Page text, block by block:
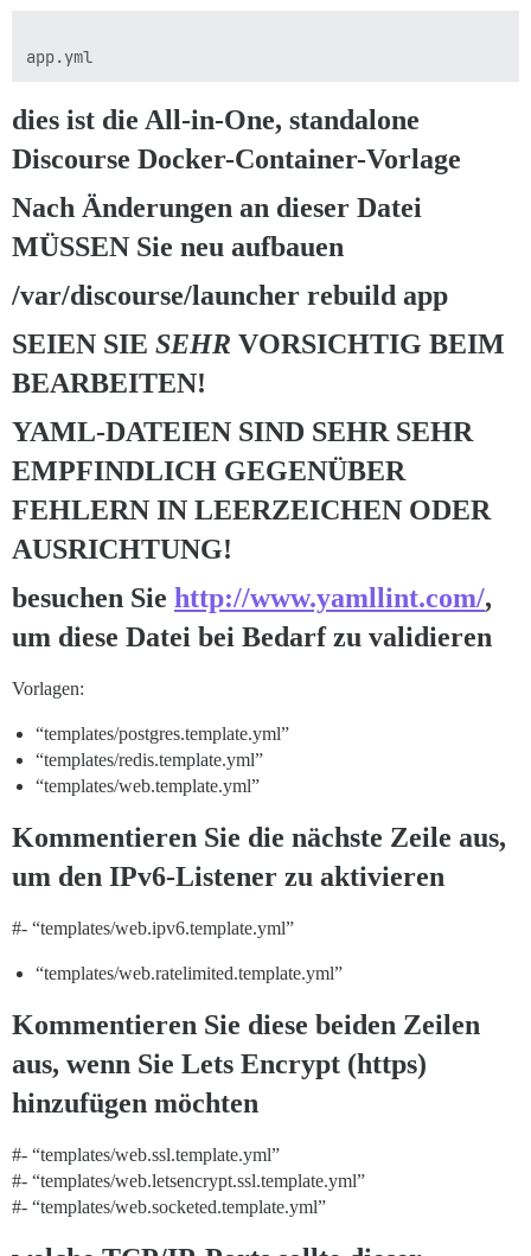
dies ist die All-in-One, standalone
Discourse Docker-Container-Vorlage
Nach Änderungen an dieser Datei
MÜSSEN Sie neu aufbauen
/var/discourse/launcher rebuild app
SEIEN SIE SEHR VORSICHTIG BEIM
BEARBEITEN!
YAML-DATEIEN SIND SEHR SEHR
EMPFINDLICH GEGENÜBER
FEHLERN IN LEERZEICHEN ODER
AUSRICHTUNG!
besuchen Sie http://www.yamllint.com/,
um diese Datei bei Bedarf zu validieren
Vorlagen:
“templates/postgres.template.yml”
“templates/redis.template.yml”
“templates/web.template.yml”
Kommentieren Sie die nächste Zeile aus,
um den IPv6-Listener zu aktivieren
#- “templates/web.ipv6.template.yml”
“templates/web.ratelimited.template.yml”
Kommentieren Sie diese beiden Zeilen
aus, wenn Sie Lets Encrypt (https)
hinzufügen möchten
#- “templates/web.ssl.template.yml”
#- “templates/web.letsencrypt.ssl.template.yml”
#- “templates/web.socketed.template.yml”